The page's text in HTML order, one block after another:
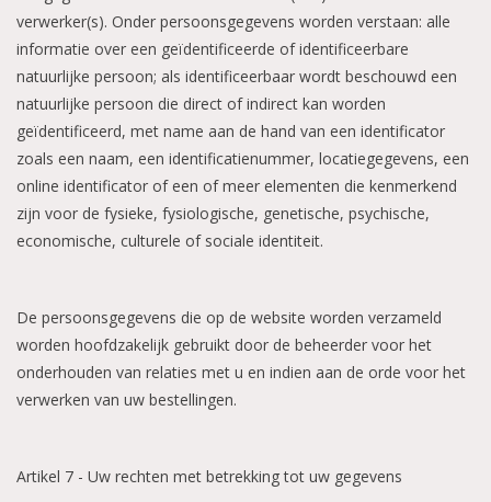
verwerker(s). Onder persoonsgegevens worden verstaan: alle
informatie over een geïdentificeerde of identificeerbare
natuurlijke persoon; als identificeerbaar wordt beschouwd een
natuurlijke persoon die direct of indirect kan worden
geïdentificeerd, met name aan de hand van een identificator
zoals een naam, een identificatienummer, locatiegegevens, een
online identificator of een of meer elementen die kenmerkend
zijn voor de fysieke, fysiologische, genetische, psychische,
economische, culturele of sociale identiteit.
De persoonsgegevens die op de website worden verzameld
worden hoofdzakelijk gebruikt door de beheerder voor het
onderhouden van relaties met u en indien aan de orde voor het
verwerken van uw bestellingen.
Artikel 7 - Uw rechten met betrekking tot uw gegevens